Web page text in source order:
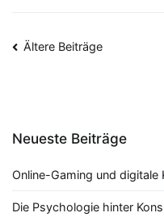
Ältere Beiträge
Neueste Beiträge
Online-Gaming und digitale
Die Psychologie hinter